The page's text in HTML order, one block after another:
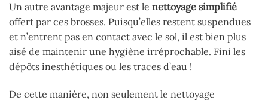
Un autre avantage majeur est le nettoyage simplifié
offert par ces brosses. Puisqu’elles restent suspendues
et n’entrent pas en contact avec le sol, il est bien plus
aisé de maintenir une hygiène irréprochable. Fini les
dépôts inesthétiques ou les traces d’eau !
De cette manière, non seulement le nettoyage